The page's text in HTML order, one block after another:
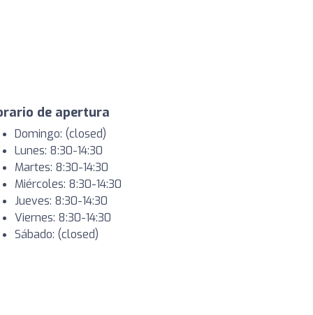
de apertura
Domingo: (closed)
Lunes: 8:30-14:30
Martes: 8:30-14:30
Miércoles: 8:30-14:30
Jueves: 8:30-14:30
Viernes: 8:30-14:30
Sábado: (closed)